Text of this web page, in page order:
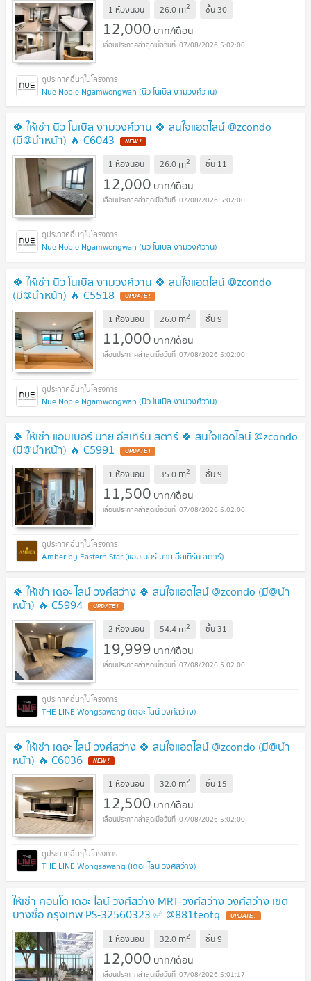
1 ห้องนอน 26.0 m2 ชั้น 30
12,000 บาท/เดือน
07/08/2026 5:02:00
Nue Noble Ngamwongwan (นิว โนเบิล งามวงศ์วาน)
🍀 ให้เช่า นิว โนเบิล งามวงศ์วาน 🍀 สนใจแอดไลน์ @zcondo
(มี@นำหน้า) 🔥 C6043
1 ห้องนอน 26.0 m2 ชั้น 11
12,000 บาท/เดือน
07/08/2026 5:02:00
Nue Noble Ngamwongwan (นิว โนเบิล งามวงศ์วาน)
🍀 ให้เช่า นิว โนเบิล งามวงศ์วาน 🍀 สนใจแอดไลน์ @zcondo
(มี@นำหน้า) 🔥 C5518
1 ห้องนอน 26.0 m2 ชั้น9
11,000 บาท/เดือน
07/08/2026 5:02:00
Nue Noble Ngamwongwan (นิว โนเบิล งามวงศ์วาน)
🍀 ให้เช่า แอมเบอร์ บาย อีสเทิร์น สตาร์ 🍀 สนใจแอดไลน์ @zcondo
(มี@นำหน้า) 🔥 C5991
1 ห้องนอน 35.0 m2 ชั้น9
11,500 บาท/เดือน
07/08/2026 5:02:00
Amber by Eastern Star (แอมเบอร์ บาย อีสเทิร์น สตาร์)
🍀 ให้เช่า เดอะ ไลน์ วงศ์สว่าง 🍀 สนใจแอดไลน์ @zcondo (มี@นำ
หน้า) 🔥 C5994
2 ห้องนอน 54.4 m2 ชั้น 31
19,999 บาท/เดือน
07/08/2026 5:02:00
THE LINE Wongsawang (เดอะ ไลน์ วงศ์สว่าง)
🍀 ให้เช่า เดอะ ไลน์ วงศ์สว่าง 🍀 สนใจแอดไลน์ @zcondo (มี@นำ
หน้า) 🔥 C6036
1 ห้องนอน 32.0 m2 ชั้น 15
12,500 บาท/เดือน
07/08/2026 5:02:00
THE LINE Wongsawang (เดอะ ไลน์ วงศ์สว่าง)
ให้เช่า คอนโด เดอะ ไลน์ วงศ์สว่าง MRT-วงศ์สว่าง วงศ์สว่าง เขต
บางซื่อ กรุงเทพ PS-32560323 ✅ @881teotq
1 ห้องนอน 32.0 m2 ชั้น9
12,000 บาท/เดือน
07/08/2026 5:01:17